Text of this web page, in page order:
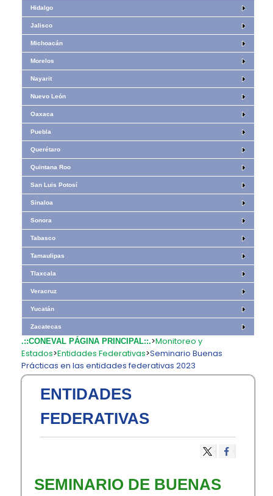
Hidalgo
Jalisco
Michoacán
Morelos
Nayarit
Nuevo León
Oaxaca
Puebla
Querétaro
Quintana Roo
San Luis Potosí
Sinaloa
Sonora
Tabasco
Tamaulipas
Tlaxcala
Veracruz
Yucatán
Zacatecas
.::CONEVAL PÁGINA PRINCIPAL::.>Monitoreo y
Estados>Entidades Federativas>Seminario Buenas
Prácticas en las entidades federativas 2023
ENTIDADES
FEDERATIVAS
SEMINARIO DE BUENAS